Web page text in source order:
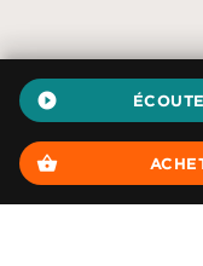
play_circle_filled
shopping_basket
Données
Paramétrer vos
Mentions légales